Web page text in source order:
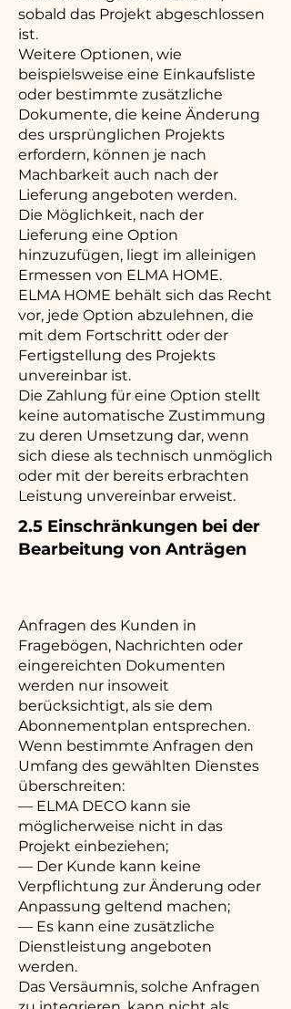
sobald das Projekt abgeschlossen
ist.
Weitere Optionen, wie
beispielsweise eine Einkaufsliste
oder bestimmte zusätzliche
Dokumente, die keine Änderung
des ursprünglichen Projekts
erfordern, können je nach
Machbarkeit auch nach der
Lieferung angeboten werden.
Die Möglichkeit, nach der
Lieferung eine Option
hinzuzufügen, liegt im alleinigen
Ermessen von ELMA HOME.
ELMA HOME behält sich das Recht
vor, jede Option abzulehnen, die
mit dem Fortschritt oder der
Fertigstellung des Projekts
unvereinbar ist.
Die Zahlung für eine Option stellt
keine automatische Zustimmung
zu deren Umsetzung dar, wenn
sich diese als technisch unmöglich
oder mit der bereits erbrachten
Leistung unvereinbar erweist.
2.5 Einschränkungen bei der
Bearbeitung von Anträgen
Anfragen des Kunden in
Fragebögen, Nachrichten oder
eingereichten Dokumenten
werden nur insoweit
berücksichtigt, als sie dem
Abonnementplan entsprechen.
Wenn bestimmte Anfragen den
Umfang des gewählten Dienstes
überschreiten:
— ELMA DECO kann sie
möglicherweise nicht in das
Projekt einbeziehen;
— Der Kunde kann keine
Verpflichtung zur Änderung oder
Anpassung geltend machen;
— Es kann eine zusätzliche
Dienstleistung angeboten
werden.
Das Versäumnis, solche Anfragen